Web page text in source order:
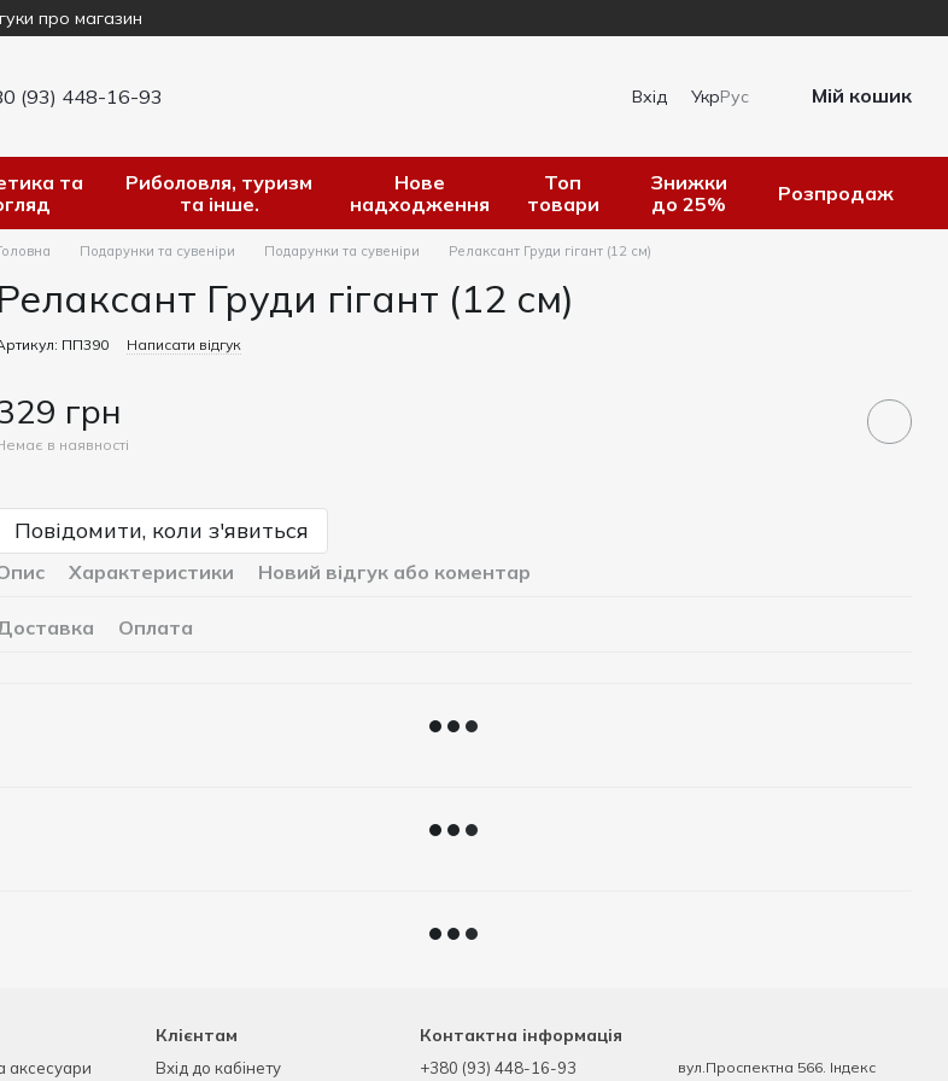
про магазин
(93) 448-16-93 Вхід УкрРус Мій кошик
та
Риболовля, туризм
та інше.
Нове
надходження
Топ
товари
Знижки
до 25%
Розпродаж
Подарунки та сувеніри Подарунки та сувеніри Релаксант Груди гігант (12 см)
Релаксант Груди гігант (12 см)
ПП390 Написати відгук
грн
в наявності
Повідомити, коли з'явиться
Характеристики Новий відгук або коментар
Оплата
аксесуари
Клієнтам
Вхід до кабінету
Контактна інформація
+380 (93) 448-16-93
вул.Проспектна 566. Індекс